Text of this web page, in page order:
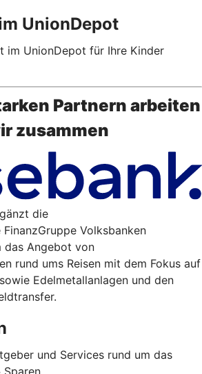
UnionDepot
im UnionDepot für Ihre Kinder
Partnern arbeiten
zusammen
die
Volksbanken
das Angebot von
rund ums Reisen mit dem Fokus auf
Edelmetallanlagen und den
und Services rund um das